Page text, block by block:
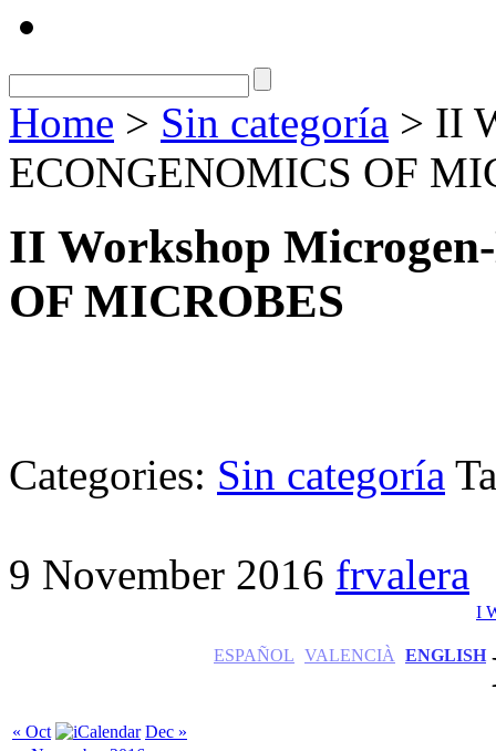
Home > Sin categoría > II
ECONGENOMICS OF
II Workshop
OF MICROBES
Categories: Sin categoría
9 November 2016 frvalera
I
ESPAÑOL VALENCIÀ ENGLISH
« Oct
Dec »